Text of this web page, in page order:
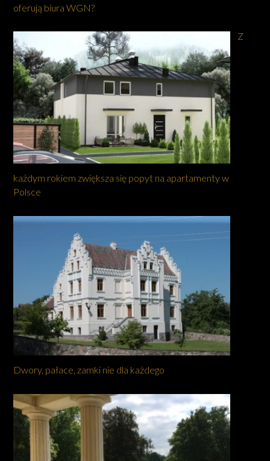
oferują biura WGN?
Z
każdym rokiem zwiększa się popyt na apartamenty w
Polsce
Dwory, pałace, zamki nie dla każdego